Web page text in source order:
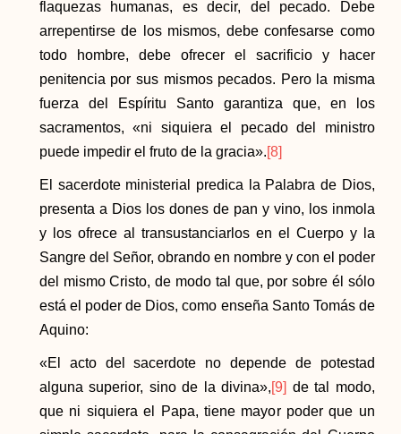
flaquezas humanas, es decir, del pecado. Debe
arrepentirse de los mismos, debe confesarse como
todo hombre, debe ofrecer el sacrificio y hacer
penitencia por sus mismos pecados. Pero la misma
fuerza del Espíritu Santo garantiza que, en los
sacramentos, «ni siquiera el pecado del ministro
puede impedir el fruto de la gracia».[8]
El sacerdote ministerial predica la Palabra de Dios,
presenta a Dios los dones de pan y vino, los inmola
y los ofrece al transustanciarlos en el Cuerpo y la
Sangre del Señor, obrando en nombre y con el poder
del mismo Cristo, de modo tal que, por sobre él sólo
está el poder de Dios, como enseña Santo Tomás de
Aquino:
«El acto del sacerdote no depende de potestad
alguna superior, sino de la divina»,[9] de tal modo,
que ni siquiera el Papa, tiene mayor poder que un